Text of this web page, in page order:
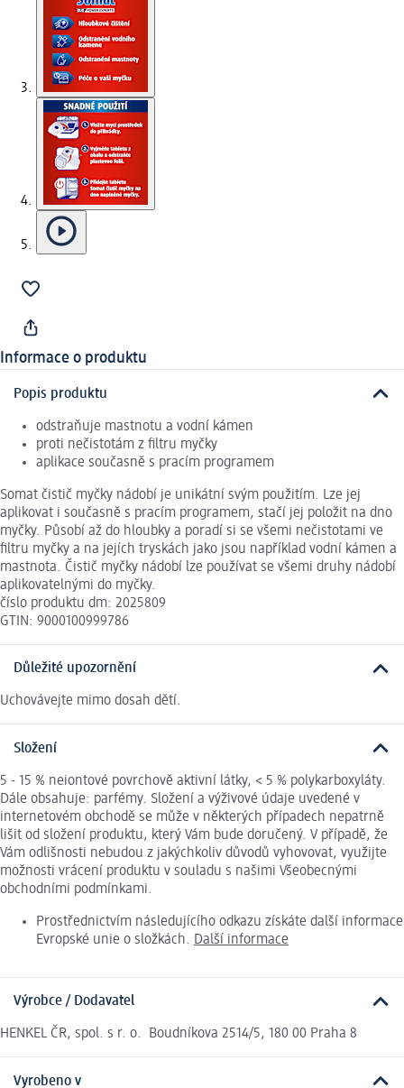
Informace o produktu
Popis produktu
odstraňuje mastnotu a vodní kámen
proti nečistotám z filtru myčky
aplikace současně s pracím programem
Somat čistič myčky nádobí je unikátní svým použitím. Lze jej
aplikovat i současně s pracím programem, stačí jej položit na dno
myčky. Působí až do hloubky a poradí si se všemi nečistotami ve
filtru myčky a na jejích tryskách jako jsou například vodní kámen a
mastnota. Čistič myčky nádobí lze používat se všemi druhy nádobí
aplikovatelnými do myčky.
číslo produktu dm: 2025809
GTIN: 9000100999786
Důležité upozornění
Uchovávejte mimo dosah dětí.
Složení
5 - 15 % neiontové povrchově aktivní látky, < 5 % polykarboxyláty.
Dále obsahuje: parfémy. Složení a výživové údaje uvedené v
internetovém obchodě se může v některých případech nepatrně
lišit od složení produktu, který Vám bude doručený. V případě, že
Vám odlišnosti nebudou z jakýchkoliv důvodů vyhovovat, využijte
možnosti vrácení produktu v souladu s našimi Všeobecnými
obchodními podmínkami.
Prostřednictvím následujícího odkazu získáte další informace
Evropské unie o složkách. Další informace
Výrobce / Dodavatel
HENKEL ČR, spol. s r. o. Boudníkova 2514/5, 180 00 Praha 8
Vyrobeno v